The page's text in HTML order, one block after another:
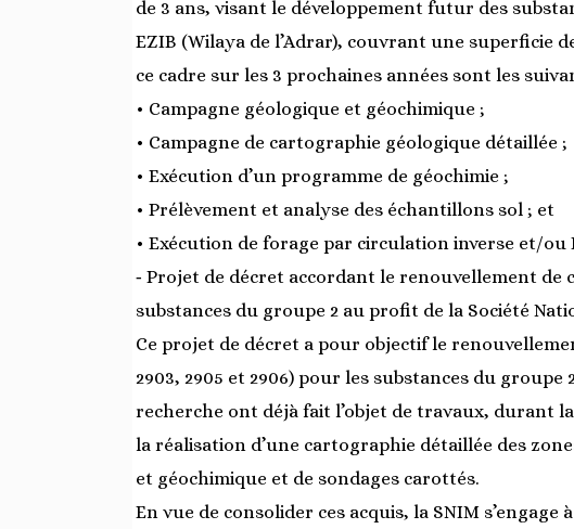
de 3 ans, visant le développement futur des
EZIB (Wilaya de l’Adrar), couvrant une superficie
ce cadre sur les 3 prochaines années sont les
• Campagne géologique et géochimique ;
• Campagne de cartographie géologique détaillée ;
• Exécution d’un programme de géochimie ;
• Prélèvement et analyse des échantillons sol ; et
• Exécution de forage par circulation inverse et/
‐ Projet de décret accordant le renouvellement de
substances du groupe 2 au profit de la Société
Ce projet de décret a pour objectif le
2903, 2905 et 2906) pour les substances du groupe
recherche ont déjà fait l’objet de travaux, durant
la réalisation d’une cartographie détaillée des
et géochimique et de sondages carottés.
En vue de consolider ces acquis, la SNIM